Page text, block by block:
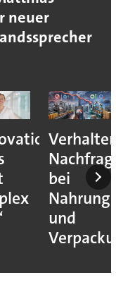
neuer
bei
und